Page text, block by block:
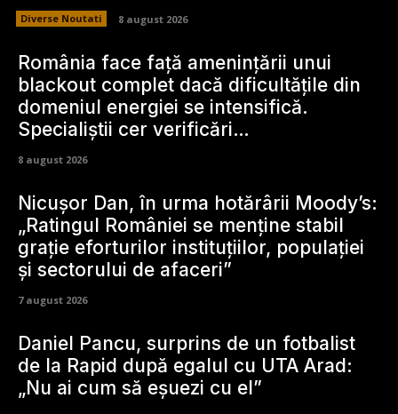
Diverse Noutati 8 august 2026
România face față amenințării unui
blackout complet dacă dificultățile din
domeniul energiei se intensifică.
Specialiștii cer verificări…
8 august 2026
Nicușor Dan, în urma hotărârii Moody’s:
„Ratingul României se menține stabil
grație eforturilor instituțiilor, populației
și sectorului de afaceri”
7 august 2026
Daniel Pancu, surprins de un fotbalist
de la Rapid după egalul cu UTA Arad:
„Nu ai cum să eșuezi cu el”